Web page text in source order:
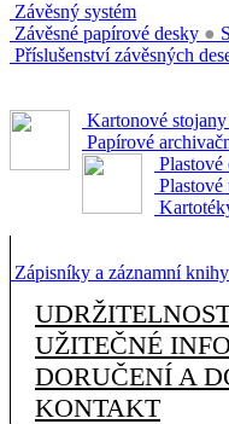
Závěsný systém
Závěsné papírové desky ●
Příslušenství závěsných
Kartonové
Papírové
Plastové
Zápisníky a záznamní knihy
UŽITEČNÉ
DORUČENÍ A
KONTAKT